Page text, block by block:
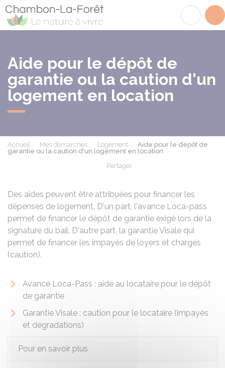
Aide pour le dépôt de
garantie ou la caution d'un
logement en location
Accueil Mes démarches Logement
Aide pour le dépôt de
garantie ou la caution d'un logement en location
Partager
Des aides peuvent être attribuées pour financer les
dépenses de logement. D'un part, l'avance Loca-pass
permet de financer le dépôt de garantie exigé lors de la
signature du bail. D'autre part, la garantie Visale qui
permet de financer les impayés de loyers et charges
(caution).
Avance Loca-Pass : aide au locataire pour le dépôt
de garantie
Garantie Visale : caution pour le locataire (impayés
et dégradations)
Pour en savoir plus